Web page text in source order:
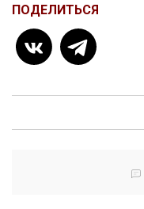
ПОДЕЛИТЬСЯ